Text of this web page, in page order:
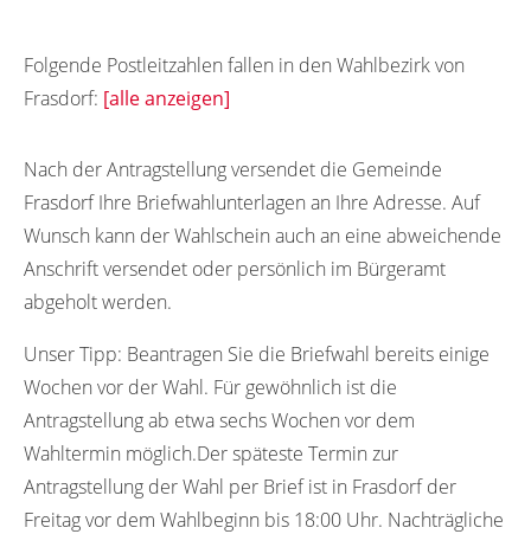
Folgende Postleitzahlen fallen in den Wahlbezirk von
Frasdorf: [alle anzeigen]
Nach der Antragstellung versendet die Gemeinde
Frasdorf Ihre Briefwahlunterlagen an Ihre Adresse. Auf
Wunsch kann der Wahlschein auch an eine abweichende
Anschrift versendet oder persönlich im Bürgeramt
abgeholt werden.
Unser Tipp: Beantragen Sie die Briefwahl bereits einige
Wochen vor der Wahl. Für gewöhnlich ist die
Antragstellung ab etwa sechs Wochen vor dem
Wahltermin möglich.Der späteste Termin zur
Antragstellung der Wahl per Brief ist in Frasdorf der
Freitag vor dem Wahlbeginn bis 18:00 Uhr. Nachträgliche